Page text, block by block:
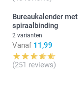
Bureaukalender met
spiraalbinding
2 varianten
Vanaf 11,99
(251 reviews)